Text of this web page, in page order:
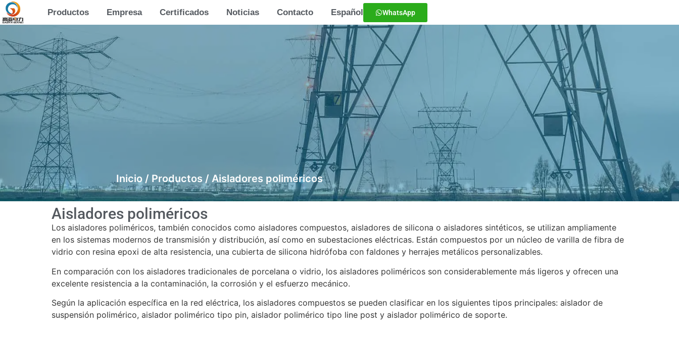
Productos Empresa Certificados Noticias Contacto Español WhatsApp
Inicio / Productos / Aisladores poliméricos
Aisladores poliméricos
Los aisladores poliméricos, también conocidos como aisladores compuestos, aisladores de silicona o aisladores sintéticos, se utilizan ampliamente
en los sistemas modernos de transmisión y distribución, así como en subestaciones eléctricas. Están compuestos por un núcleo de varilla de fibra de
vidrio con resina epoxi de alta resistencia, una cubierta de silicona hidrófoba con faldones y herrajes metálicos personalizables.
En comparación con los aisladores tradicionales de porcelana o vidrio, los aisladores poliméricos son considerablemente más ligeros y ofrecen una
excelente resistencia a la contaminación, la corrosión y el esfuerzo mecánico.
Según la aplicación específica en la red eléctrica, los aisladores compuestos se pueden clasificar en los siguientes tipos principales: aislador de
suspensión polimérico, aislador polimérico tipo pin, aislador polimérico tipo line post y aislador polimérico de soporte.